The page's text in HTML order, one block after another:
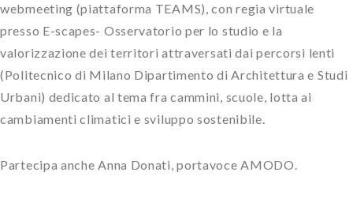
webmeeting (piattaforma TEAMS), con regia virtuale
presso E-scapes- Osservatorio per lo studio e la
valorizzazione dei territori attraversati dai percorsi lenti
(Politecnico di Milano Dipartimento di Architettura e Studi
Urbani) dedicato al tema fra cammini, scuole, lotta ai
cambiamenti climatici e sviluppo sostenibile.
Partecipa anche Anna Donati, portavoce AMODO.